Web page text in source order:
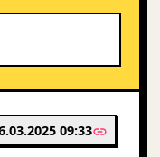
09:33